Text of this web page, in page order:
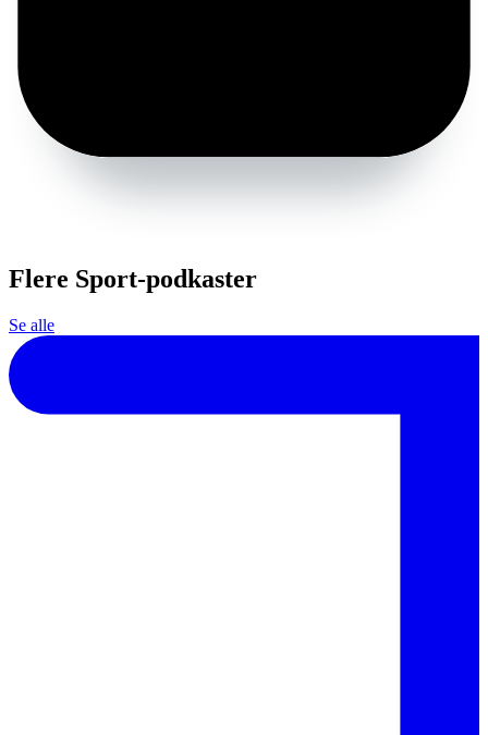
Flere Sport-podkaster
Se alle